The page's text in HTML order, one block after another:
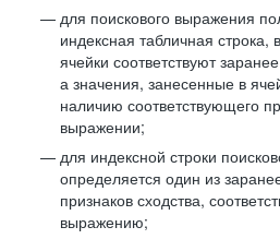
для поискового выражения
индексная табличная строка,
ячейки соответствуют
а значения, занесенные в
наличию соответствующего
выражении;
для индексной строки
определяется один из
признаков сходства,
выражению;